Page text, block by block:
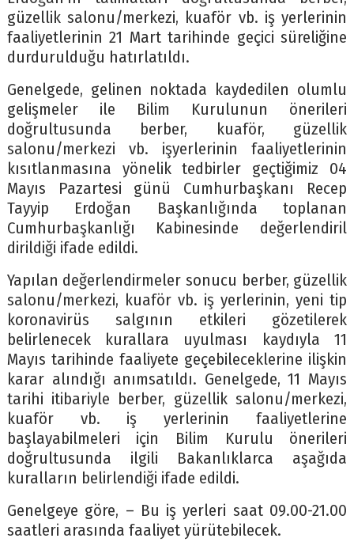
güzellik salonu/merkezi, kuaför vb. iş yerlerinin
faaliyetlerinin 21 Mart tarihinde geçici süreliğine
durdurulduğu hatırlatıldı.
Genelgede, gelinen noktada kaydedilen olumlu
gelişmeler ile Bilim Kurulunun önerileri
doğrultusunda berber, kuaför, güzellik
salonu/merkezi vb. işyerlerinin faaliyetlerinin
kısıtlanmasına yönelik tedbirler geçtiğimiz 04
Mayıs Pazartesi günü Cumhurbaşkanı Recep
Tayyip Erdoğan Başkanlığında toplanan
Cumhurbaşkanlığı Kabinesinde değerlendiril
dirildiği ifade edildi.
Yapılan değerlendirmeler sonucu berber, güzellik
salonu/merkezi, kuaför vb. iş yerlerinin, yeni tip
koronavirüs salgının etkileri gözetilerek
belirlenecek kurallara uyulması kaydıyla 11
Mayıs tarihinde faaliyete geçebileceklerine ilişkin
karar alındığı anımsatıldı. Genelgede, 11 Mayıs
tarihi itibariyle berber, güzellik salonu/merkezi,
kuaför vb. iş yerlerinin faaliyetlerine
başlayabilmeleri için Bilim Kurulu önerileri
doğrultusunda ilgili Bakanlıklarca aşağıda
kuralların belirlendiği ifade edildi.
Genelgeye göre, – Bu iş yerleri saat 09.00-21.00
saatleri arasında faaliyet yürütebilecek.